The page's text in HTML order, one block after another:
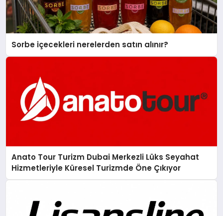
Sorbe içecekleri nerelerden satın alınır?
Anato Tour Turizm Dubai Merkezli Lüks Seyahat
Hizmetleriyle Küresel Turizmde Öne Çıkıyor